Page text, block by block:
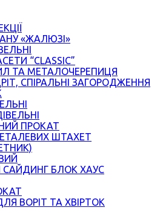
«ЖАЛЮЗІ»
“CLASSIC”
ТА МЕТАЛОЧЕРЕПИЦЯ
СПІРАЛЬНІ ЗАГОРОДЖЕННЯ
ПРОКАТ
ШТАХЕТ
БЛОК ХАУС
ВОРІТ ТА ХВІРТОК